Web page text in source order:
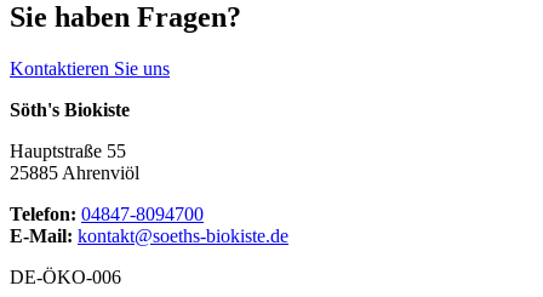
Sie haben Fragen?
Kontaktieren Sie uns
Söth's Biokiste
Hauptstraße 55
25885 Ahrenviöl
Telefon: 04847-8094700
E-Mail: kontakt@soeths-biokiste.de
DE-ÖKO-006